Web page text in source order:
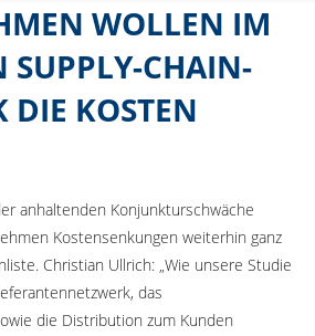
WOLLEN IM
SUPPLY-CHAIN-
DIE KOSTEN
anhaltenden Konjunkturschwäche
Kostensenkungen weiterhin ganz
Christian Ullrich: „Wie unsere Studie
das
die Distribution zum Kunden